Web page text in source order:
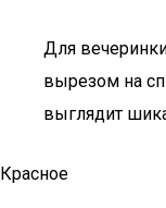
Для
вырезом на
выглядит
Красное